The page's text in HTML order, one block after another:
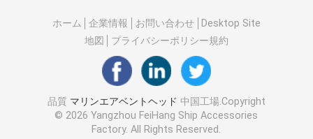
ホーム 企業情報 お問い合わせ
Desktop Site
地図
プライバシーポリシー規約
品質 マリンエアベントヘッド 中国工場.Copyright
© 2026 Yangzhou FeiHang Ship Accessories
Factory. All Rights Reserved.